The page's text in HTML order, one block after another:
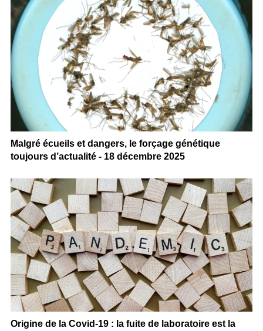
Malgré écueils et dangers, le forçage génétique
toujours d’actualité - 18 décembre 2025
Origine de la Covid-19 : la fuite de laboratoire est la